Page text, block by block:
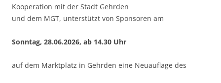
Kooperation mit der Stadt Gehrden
und dem MGT, unterstützt von Sponsoren am
Sonntag, 28.06.2026, ab 14.30 Uhr
auf dem Marktplatz in Gehrden eine Neuauflage des